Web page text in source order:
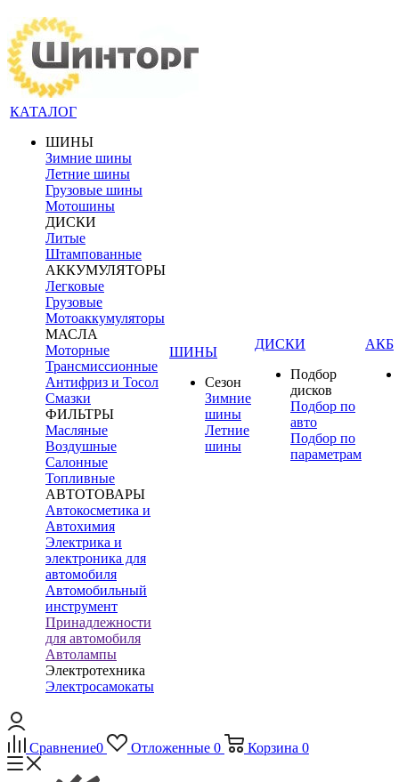
КАТАЛОГ
ШИНЫ
Зимние шины
Летние шины
Грузовые шины
Мотошины
ДИСКИ
Литые
Штампованные
АККУМУЛЯТОРЫ
Легковые
Грузовые
Мотоаккумуляторы
МАСЛА
Моторные
Трансмиссионные
Антифриз и Тосол
Смазки
ФИЛЬТРЫ
Масляные
Воздушные
Салонные
Топливные
АВТОТОВАРЫ
Автокосметика и
Автохимия
Электрика и
электроника для
автомобиля
Автомобильный
инструмент
Принадлежности
для автомобиля
Автолампы
Электротехника
Электросамокаты
ШИНЫ
Сезон
Зимние
шины
Летние
шины
ДИСКИ
Подбор
дисков
Подбор по
авто
Подбор по
параметрам
АКБ
Сравнение0 Отложенные 0 Корзина 0